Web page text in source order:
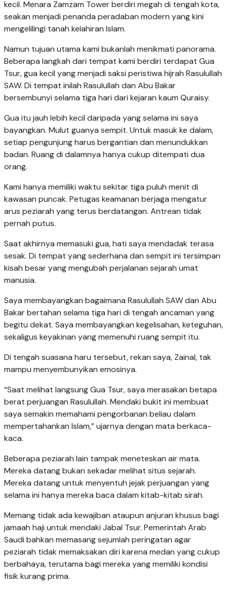
kecil. Menara Zamzam Tower berdiri megah di tengah kota,
seakan menjadi penanda peradaban modern yang kini
mengelilingi tanah kelahiran Islam.
Namun tujuan utama kami bukanlah menikmati panorama.
Beberapa langkah dari tempat kami berdiri terdapat Gua
Tsur, gua kecil yang menjadi saksi peristiwa hijrah Rasulullah
SAW. Di tempat inilah Rasulullah dan Abu Bakar
bersembunyi selama tiga hari dari kejaran kaum Quraisy.
Gua itu jauh lebih kecil daripada yang selama ini saya
bayangkan. Mulut guanya sempit. Untuk masuk ke dalam,
setiap pengunjung harus bergantian dan menundukkan
badan. Ruang di dalamnya hanya cukup ditempati dua
orang.
Kami hanya memiliki waktu sekitar tiga puluh menit di
kawasan puncak. Petugas keamanan berjaga mengatur
arus peziarah yang terus berdatangan. Antrean tidak
pernah putus.
Saat akhirnya memasuki gua, hati saya mendadak terasa
sesak. Di tempat yang sederhana dan sempit ini tersimpan
kisah besar yang mengubah perjalanan sejarah umat
manusia.
Saya membayangkan bagaimana Rasulullah SAW dan Abu
Bakar bertahan selama tiga hari di tengah ancaman yang
begitu dekat. Saya membayangkan kegelisahan, keteguhan,
sekaligus keyakinan yang memenuhi ruang sempit itu.
Di tengah suasana haru tersebut, rekan saya, Zainal, tak
mampu menyembunyikan emosinya.
“Saat melihat langsung Gua Tsur, saya merasakan betapa
berat perjuangan Rasulullah. Mendaki bukit ini membuat
saya semakin memahami pengorbanan beliau dalam
mempertahankan Islam,” ujarnya dengan mata berkaca-
kaca.
Beberapa peziarah lain tampak meneteskan air mata.
Mereka datang bukan sekadar melihat situs sejarah.
Mereka datang untuk menyentuh jejak perjuangan yang
selama ini hanya mereka baca dalam kitab-kitab sirah.
Memang tidak ada kewajiban ataupun anjuran khusus bagi
jamaah haji untuk mendaki Jabal Tsur. Pemerintah Arab
Saudi bahkan memasang sejumlah peringatan agar
peziarah tidak memaksakan diri karena medan yang cukup
berbahaya, terutama bagi mereka yang memiliki kondisi
fisik kurang prima.